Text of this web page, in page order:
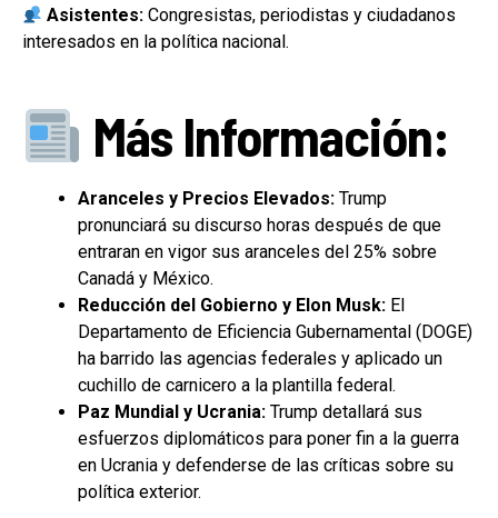
Asistentes: Congresistas, periodistas y ciudadanos
interesados en la política nacional.
Más Información:
Aranceles y Precios Elevados: Trump
pronunciará su discurso horas después de que
entraran en vigor sus aranceles del 25% sobre
Canadá y México.
Reducción del Gobierno y Elon Musk: El
Departamento de Eficiencia Gubernamental (DOGE)
ha barrido las agencias federales y aplicado un
cuchillo de carnicero a la plantilla federal.
Paz Mundial y Ucrania: Trump detallará sus
esfuerzos diplomáticos para poner fin a la guerra
en Ucrania y defenderse de las críticas sobre su
política exterior.